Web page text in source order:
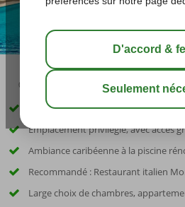
09:00
Voiture de location de catégorie A
Emplacement privilégié, avec accès
Ambiance caribéenne à la piscine
Recommandé : Restaurant italien
Large choix de chambres,